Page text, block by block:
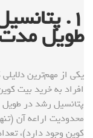
۱.
طویل
یکی از مهم‌ترین
افراد به خرید بیت
پتانسیل رشد در
کوین وجود دارد)،